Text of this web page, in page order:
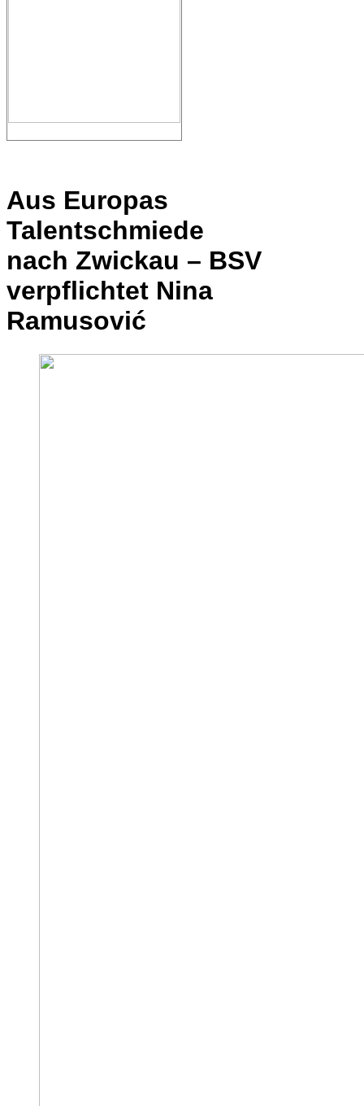
Aus Europas
Talentschmiede
nach Zwickau – BSV
verpflichtet Nina
Ramusović